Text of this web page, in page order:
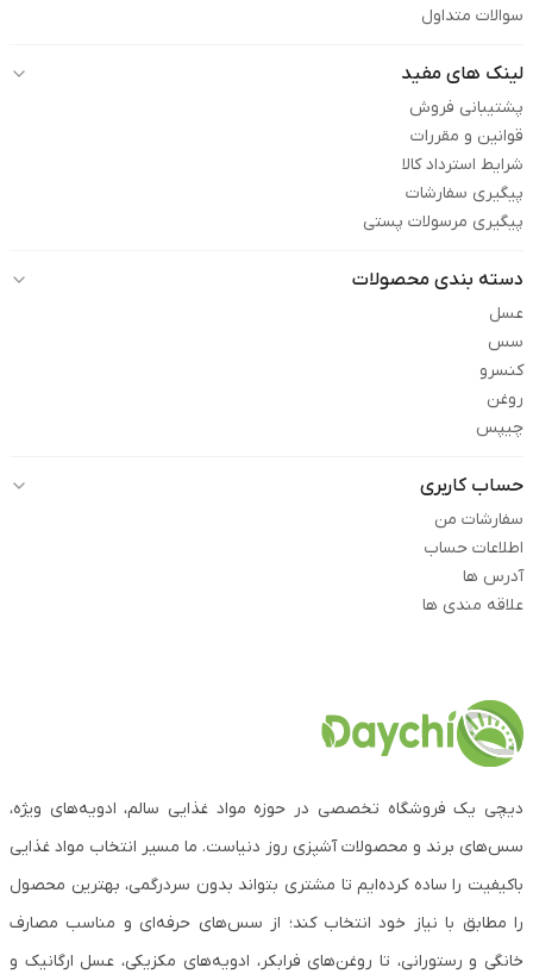
سوالات متداول
لینک های مفید
پشتیبانی فروش
قوانین و مقررات
شرایط استرداد کالا
پیگیری سفارشات
پیگیری مرسولات پستی
دسته بندی محصولات
عسل
سس
کنسرو
روغن
چیپس
حساب کاربری
سفارشات من
اطلاعات حساب
آدرس ها
علاقه مندی ها
دیچی یک فروشگاه تخصصی در حوزه مواد غذایی سالم، ادویه‌های ویژه،
سس‌های برند و محصولات آشپزی روز دنیاست. ما مسیر انتخاب مواد غذایی
باکیفیت را ساده کرده‌ایم تا مشتری بتواند بدون سردرگمی، بهترین محصول
را مطابق با نیاز خود انتخاب کند؛ از سس‌های حرفه‌ای و مناسب مصارف
خانگی و رستورانی، تا روغن‌های فرابکر، ادویه‌های مکزیکی، عسل ارگانیک و